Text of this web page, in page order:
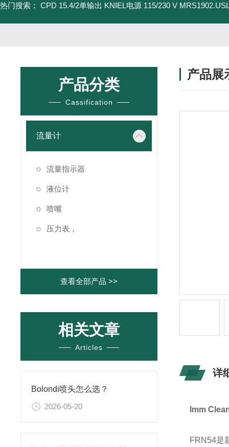
热门搜索： CPD 15.4/2单输出 KNIEL电源 115/230 V
产品分类
Cassification
流量计
流量指示器
液位计
喷嘴
压力表，
查看全部产品 >>
相关文章
Articles
Bolondi喷头怎么选？
2026-05-20
产品展
详
Imm
FRN54是